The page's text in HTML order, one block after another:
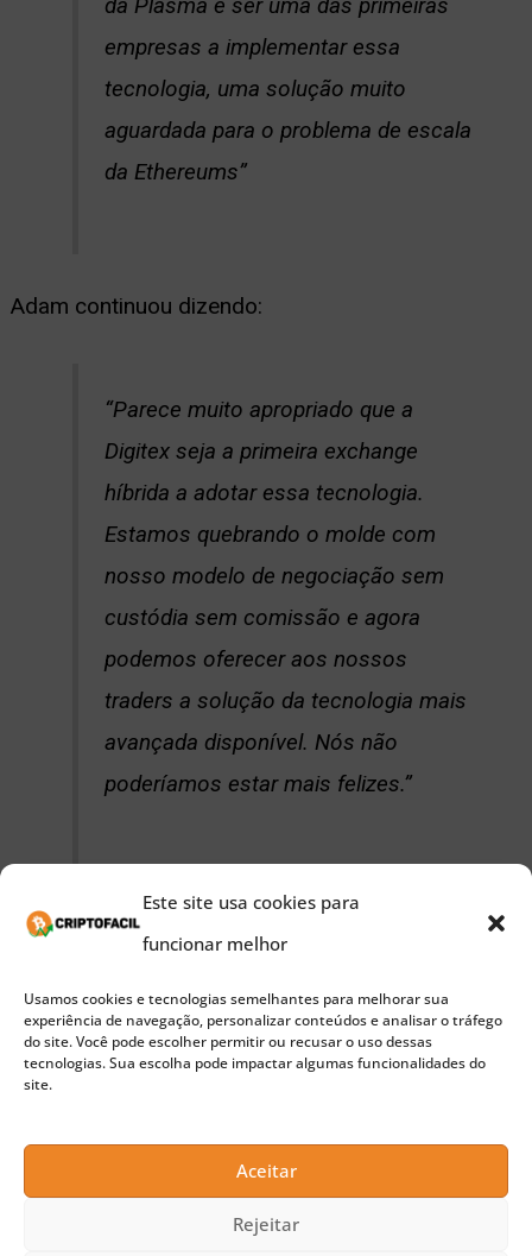
Este site usa cookies para
funcionar melhor
Usamos cookies e tecnologias semelhantes para melhorar sua
experiência de navegação, personalizar conteúdos e analisar o tráfego
do site. Você pode escolher permitir ou recusar o uso dessas
tecnologias. Sua escolha pode impactar algumas funcionalidades do
site.
Aceitar
Rejeitar
da Plasma e ser uma das primeiras
empresas a implementar essa
tecnologia, uma solução muito
aguardada para o problema de escala
da Ethereums”
Adam continuou dizendo:
“Parece muito apropriado que a
Digitex seja a primeira exchange
híbrida a adotar essa tecnologia.
Estamos quebrando o molde com
nosso modelo de negociação sem
custódia sem comissão e agora
podemos oferecer aos nossos
traders a solução da tecnologia mais
avançada disponível. Nós não
poderíamos estar mais felizes.”
A tecnologia de plasma permitirá que a blockchain
do Ethereum e as inúmeras aplicações (DApps)
sejam construídas para escalar para um público de
massa. Como um sistema para abrir e manter
cadeias laterais que permitem que bilhões de
ramificações do Plasma serão enormes para a